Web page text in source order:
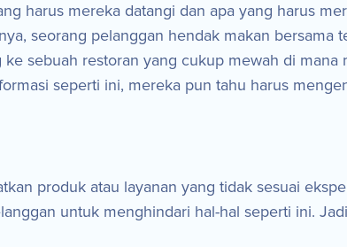
harus mereka datangi dan apa yang harus
seorang pelanggan hendak makan bersama
sebuah restoran yang cukup mewah di mana
seperti ini, mereka pun tahu harus
produk atau layanan yang tidak sesuai
untuk menghindari hal-hal seperti ini.